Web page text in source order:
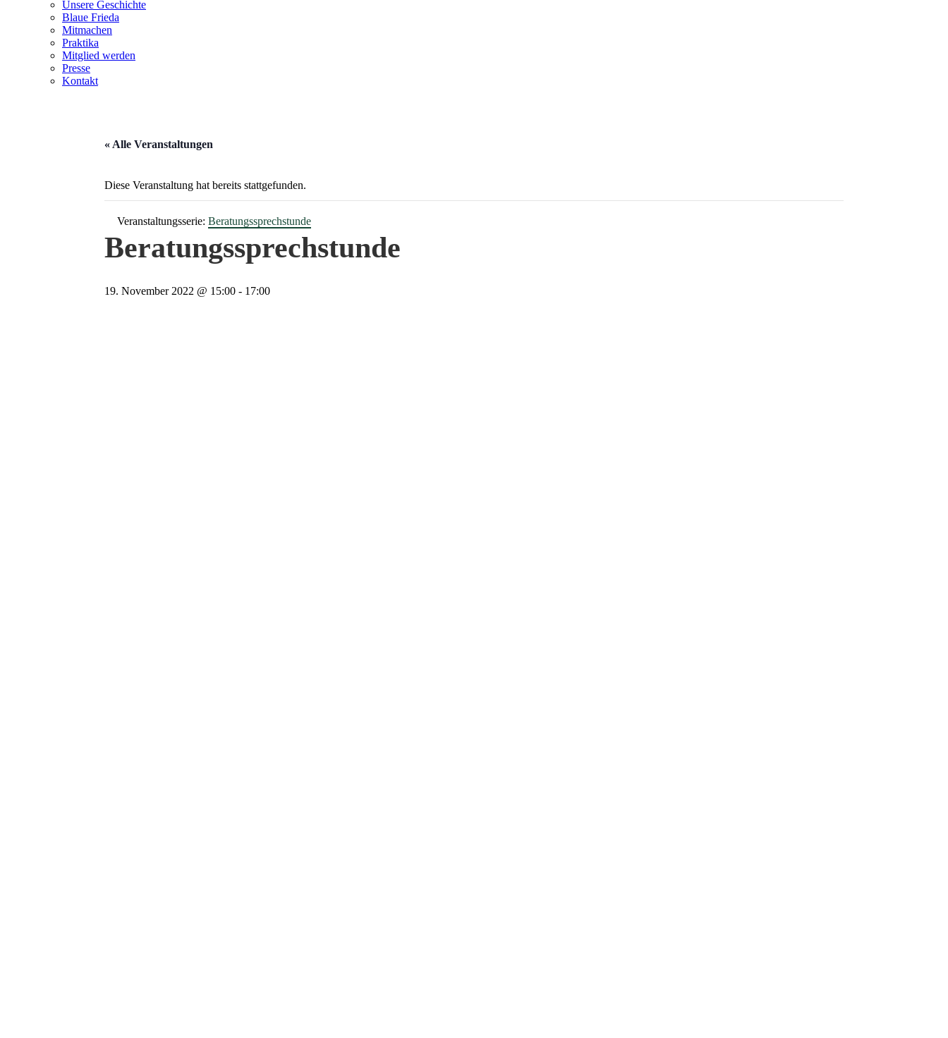
Unsere Geschichte
Blaue Frieda
Mitmachen
Praktika
Mitglied werden
Presse
Kontakt
« Alle Veranstaltungen
Diese Veranstaltung hat bereits stattgefunden.
Veranstaltungsserie: Beratungssprechstunde
Beratungssprechstunde
19. November 2022 @ 15:00 - 17:00